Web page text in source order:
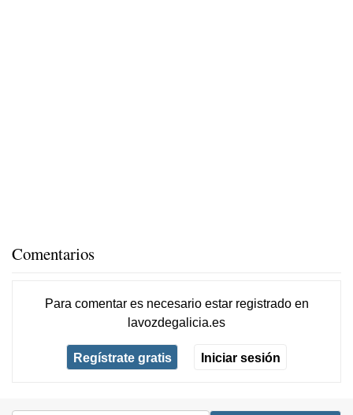
Comentarios
Para comentar es necesario estar registradoen
lavozdegalicia.es
Regístrate gratis Iniciar sesión